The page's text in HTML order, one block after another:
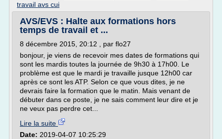
travail avs cui
AVS/EVS : Halte aux formations hors
temps de travail et ...
8 décembre 2015, 20:12 , par flo27
bonjour, je viens de recevoir mes dates de formations qui
sont les mardis toutes la journée de 9h30 à 17h00. Le
problème est que le mardi je travaille jusque 12h00 car
après ce sont les ATP. Selon ce que vous dites, je ne
devrais faire la formation que le matin. Mais venant de
débuter dans ce poste, je ne sais comment leur dire et je
ne veux pas perdre cet...
Lire la suite
Date: 2019-04-07 10:25:29